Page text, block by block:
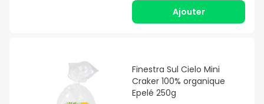
Ajouter
Finestra Sul Cielo Mini
Craker 100% organique
Epelé 250g